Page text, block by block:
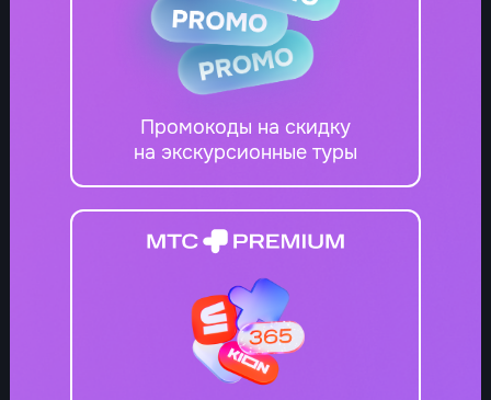
Промокоды на скидку
на экскурсионные туры